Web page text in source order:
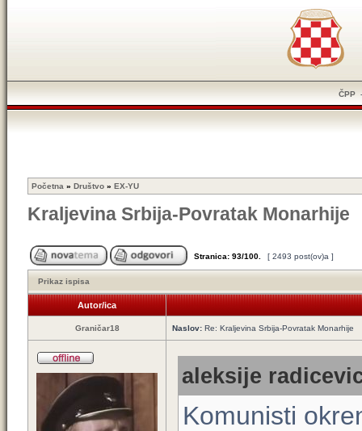
ČPP
Početna » Društvo » EX-YU
Kraljevina Srbija-Povratak Monarhije
Stranica: 93/100 [ 2493 post(ov)a ]
Prikaz ispisa
Autor/ica
Graničar18 Naslov: Re: Kraljevina Srbija-Povratak Monarhije
aleksije
Komunisti